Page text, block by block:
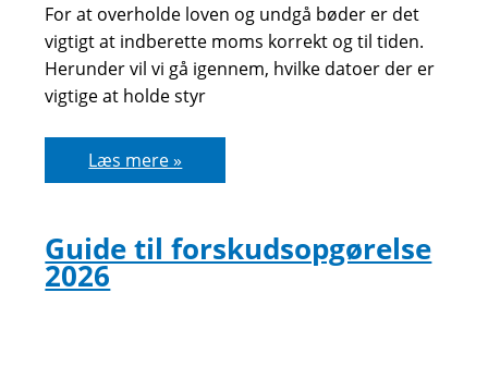
For at overholde loven og undgå bøder er det
vigtigt at indberette moms korrekt og til tiden.
Herunder vil vi gå igennem, hvilke datoer der er
vigtige at holde styr
Indberet
moms
Læs mere »
Guide til forskudsopgørelse
2026